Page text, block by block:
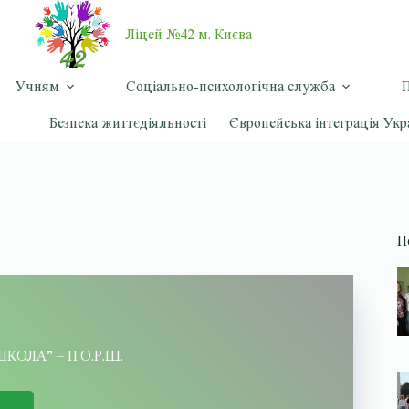
Ліцей №42 м. Києва
Учням Соціально-психологічна служба
Безпека життєдіяльності Європейська інтеграція
– П.О.Р.Ш.